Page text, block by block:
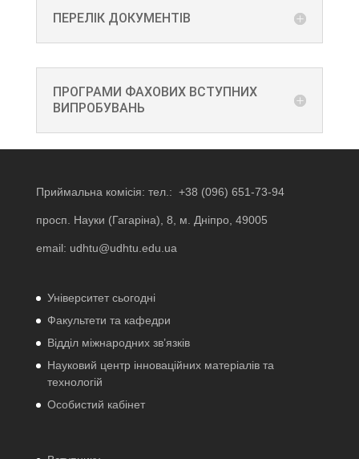
ПЕРЕЛІК ДОКУМЕНТІВ
ПРОГРАМИ ФАХОВИХ ВСТУПНИХ
ВИПРОБУВАНЬ
Приймальна комісія: тел.: +38 (096) 651-73-94
просп. Науки (Гагаріна), 8, м. Дніпро, 49005
email: udhtu@udhtu.edu.ua
Університет сьогодні
Факультети та кафедри
Відділ міжнародних зв’язків
Науковий центр інноваційних матеріалів та
технологій
Особистий кабінет